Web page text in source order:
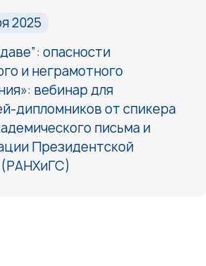
2025
опасности
и неграмотного
вебинар для
дипломников от спикера
письма и
Президентской